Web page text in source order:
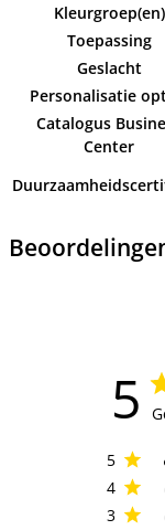
Kleurgroep(en)
Toepassing
Geslacht
Personalisatie
Catalogus
Center
5
5
4
3